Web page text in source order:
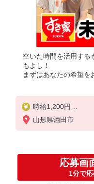
空いた時間を活用する
もよし！
まずはあなたの希望を
時給1,200円
※22:00〜翌5:00：
※高校生時給1,150円
山形県酒田市
応募画
1分で